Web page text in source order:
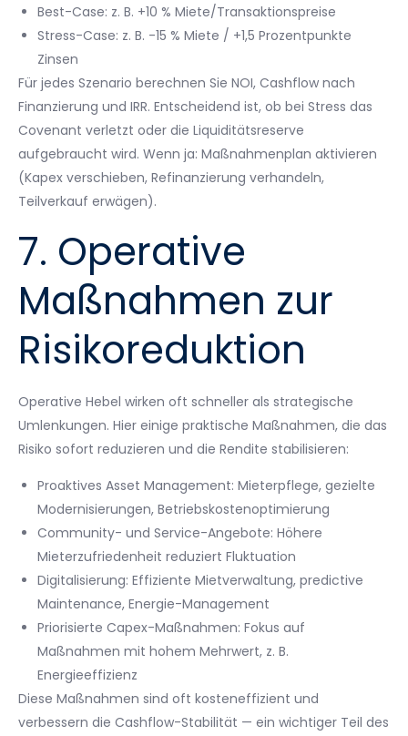
Best-Case: z. B. +10 % Miete/Transaktionspreise
Stress-Case: z. B. -15 % Miete / +1,5 Prozentpunkte
Zinsen
Für jedes Szenario berechnen Sie NOI, Cashflow nach
Finanzierung und IRR. Entscheidend ist, ob bei Stress das
Covenant verletzt oder die Liquiditätsreserve
aufgebraucht wird. Wenn ja: Maßnahmenplan aktivieren
(Kapex verschieben, Refinanzierung verhandeln,
Teilverkauf erwägen).
7. Operative
Maßnahmen zur
Risikoreduktion
Operative Hebel wirken oft schneller als strategische
Umlenkungen. Hier einige praktische Maßnahmen, die das
Risiko sofort reduzieren und die Rendite stabilisieren:
Proaktives Asset Management: Mieterpflege, gezielte
Modernisierungen, Betriebskostenoptimierung
Community- und Service-Angebote: Höhere
Mieterzufriedenheit reduziert Fluktuation
Digitalisierung: Effiziente Mietverwaltung, predictive
Maintenance, Energie-Management
Priorisierte Capex-Maßnahmen: Fokus auf
Maßnahmen mit hohem Mehrwert, z. B.
Energieeffizienz
Diese Maßnahmen sind oft kosteneffizient und
verbessern die Cashflow-Stabilität — ein wichtiger Teil des